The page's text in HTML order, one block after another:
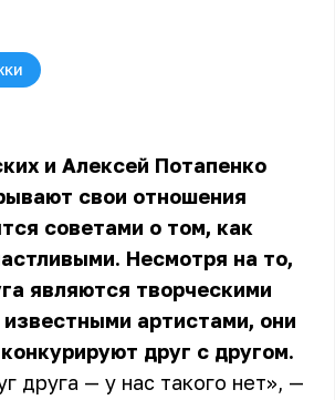
и Алексей Потапенко
свои отношения
советами о том, как
Несмотря на то,
являются творческими
артистами, они
друг с другом.
друга — у нас такого нет», —